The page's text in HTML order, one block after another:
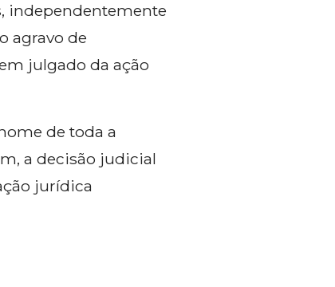
independentemente
agravo de
julgado da ação
de toda a
a decisão judicial
jurídica